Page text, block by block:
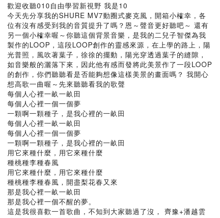
歡迎收聽010自由學習新視野 我是10
今天先分享我的SHURE MV7動圈式麥克風，開箱小榷幸，各
位有沒有感受到我的音質提升了嗎？恩～聲音更好聽吧～ 還有
另一個小榷幸喔～你聽這個背景音樂，是我的二兒子智傑為我
製作的LOOP，這段LOOP創作的靈感來源，在上學的路上，陽
光普照，風吹著葉子，徐徐的擺動，陽光穿透過葉子的縫隙，
如音樂般的灑落下來，因此他有感而發將此美景作了一段LOOP
的創作，你們聽聽看是否能夠想像這樣美景的畫面嗎？ 我開心
想高歌一曲喔～先來聽聽看我的歌聲
每個人心裡一畝一畝田
每個人心裡一個一個夢
一顆啊一顆種子，是我心裡的一畝田
每個人心裡一畝一畝田
每個人心裡一個一個夢
一顆啊一顆種子，是我心裡的一畝田
用它來種什麼，用它來種什麼
種桃種李種春風
用它來種什麼，用它來種什麼
種桃種李種春風，開盡梨花春又來
那是我心裡一畝一畝田
那是我心裡一個不醒的夢。
這是我很喜歡一首歌曲，不知到大家聽過了沒， 齊豫+潘越雲